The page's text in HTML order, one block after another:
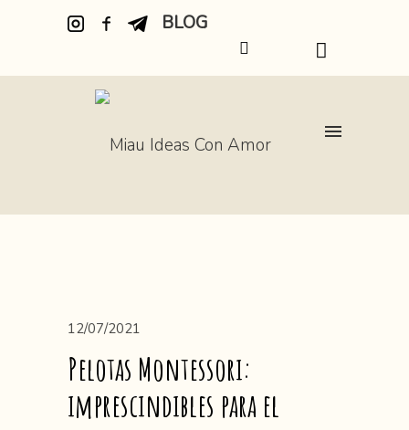
BLOG
12/07/2021
Pelotas Montessori:
imprescindibles para el